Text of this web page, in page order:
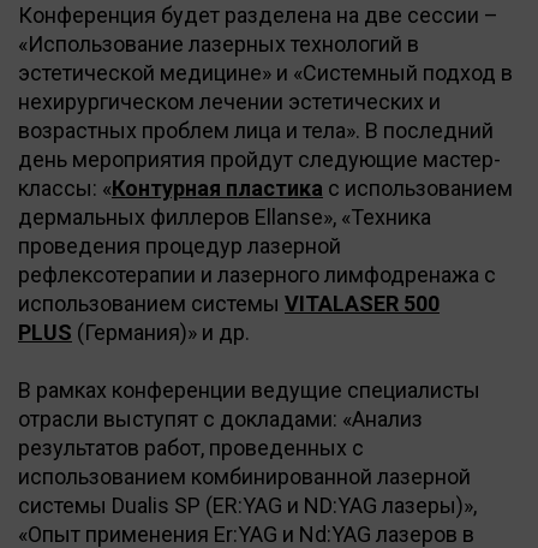
Конференция будет разделена на две сессии –
«Использование лазерных технологий в
эстетической медицине» и «Системный подход в
нехирургическом лечении эстетических и
возрастных проблем лица и тела». В последний
день мероприятия пройдут следующие мастер-
классы: «Контурная пластика с использованием
дермальных филлеров Ellanse», «Техника
проведения процедур лазерной
рефлексотерапии и лазерного лимфодренажа с
использованием системы VITALASER 500
PLUS (Германия)» и др.
В рамках конференции ведущие специалисты
отрасли выступят с докладами: «Анализ
результатов работ, проведенных с
использованием комбинированной лазерной
системы Dualis SP (ER:YAG и ND:YAG лазеры)»,
«Опыт применения Er:YAG и Nd:YAG лазеров в